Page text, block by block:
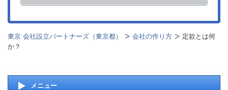
東京 会社設立パートナーズ（東京都） 会社の作り方
定款とは何
か？
メニュー